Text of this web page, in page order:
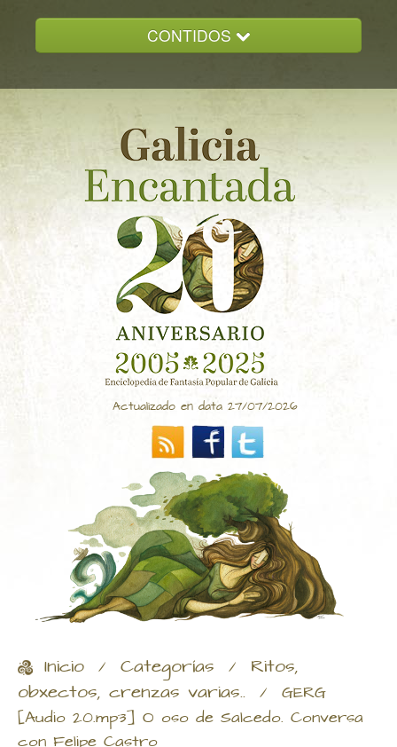
CONTIDOS
GALICIA ENCANTADA
DOCUMENTACION
NOVAS
CONTACTO
Actualizado en data 27/07/2026
Inicio / Categorías / Ritos,
obxectos, crenzas varias.. / GERG
[Audio 20.mp3] O oso de Salcedo. Conversa